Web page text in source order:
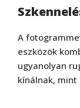
A
eszközök
ugyanolyan
kínálnak,